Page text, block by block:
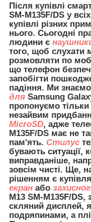
Після купівлі
SM-M135F/DS у
купівлі різних
нього. Сьогодні
людини є
того, щоб слухати
розмовляти по
що телефон
запобігти
падіння. Ми
для Samsung
пропонуємо тільки
незайвим
MicroSD, адже
M135F/DS має не
пам'ять. Стилус
бувають ситуації,
виправданіше,
зовсім чисті. Ще,
рішенням є купівля
екран або
M13 SM-M135F/DS,
скляний дисплей,
подряпинами, а